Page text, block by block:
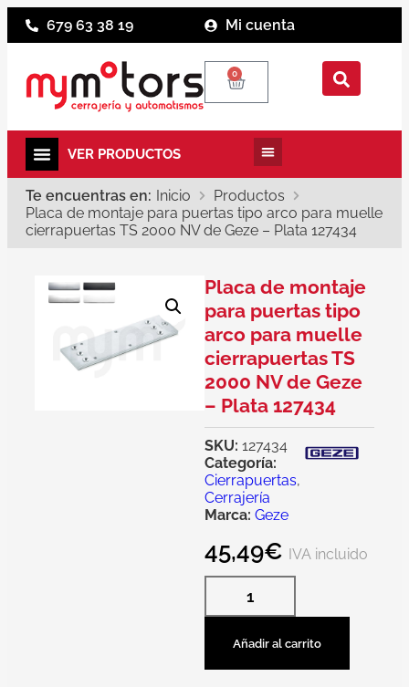
679 63 38 19 Mi cuenta
0
Te encuentras en: Inicio
Productos
Placa de montaje para puertas tipo arco para muelle
cierrapuertas TS 2000 NV de Geze – Plata 127434
Placa de montaje
para puertas tipo
arco para muelle
cierrapuertas TS
2000 NV de Geze
– Plata 127434
SKU: 127434
Categoría:
Cierrapuertas,
Cerrajería
Marca: Geze
45,49€ IVA incluido
Añadir al carrito